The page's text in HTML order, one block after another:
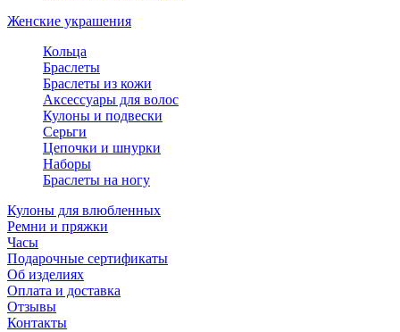
Женские украшения
Кольца
Браслеты
Браслеты из кожи
Аксессуары для волос
Кулоны и подвески
Серьги
Цепочки и шнурки
Наборы
Браслеты на ногу
Кулоны для влюбленных
Ремни и пряжки
Часы
Подарочные сертификаты
Об изделиях
Оплата и доставка
Отзывы
Контакты